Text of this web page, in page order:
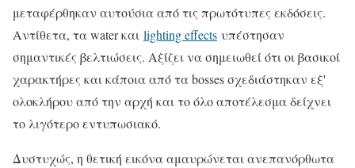
μεταφέρθηκαν αυτούσια από τις πρωτότυπες εκδόσεις.
Αντίθετα, τα water και lighting effects υπέστησαν
σημαντικές βελτιώσεις. Αξίζει να σημειωθεί ότι οι βασικοί
χαρακτήρες και κάποια από τα bosses σχεδιάστηκαν εξ'
ολοκλήρου από την αρχή και το όλο αποτέλεσμα δείχνει
το λιγότερο εντυπωσιακό.
Δυστυχώς, η θετική εικόνα αμαυρώνεται ανεπανόρθωτα